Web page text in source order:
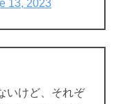
13, 2023
いけど、それぞ